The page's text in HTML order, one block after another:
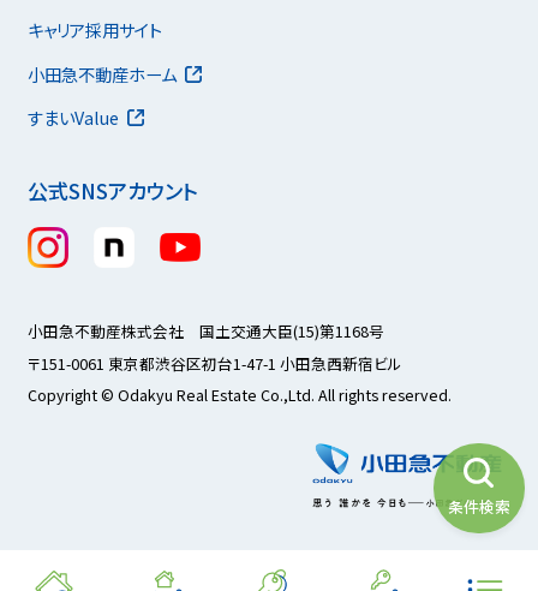
条件検索
公式SNSアカウント
キャリア採用サイト
小田急不動産ホーム
すまいValue
小田急不動産株式会社 国土交通大臣(15)第1168号
〒151-0061 東京都渋谷区初台1-47-1 小田急西新宿ビル
Copyright © Odakyu Real Estate Co.,Ltd. All rights reserved.